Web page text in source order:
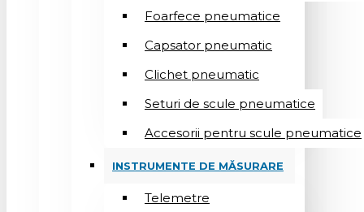
Foarfece pneumatice
Capsator pneumatic
Clichet pneumatic
Seturi de scule pneumatice
Accesorii pentru scule pneumatice
INSTRUMENTE DE MĂSURARE
Telemetre